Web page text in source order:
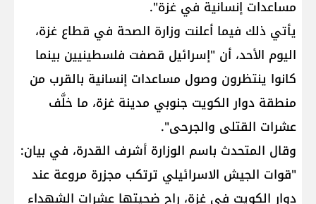
مساعدات إنسانية في غزة".
يأتي ذلك فيما أعلنت وزارة الصحة في قطاع غزة،
اليوم الأحد، أن "إسرائيل قصفت فلسطينيين بينما
كانوا ينتظرون وصول مساعدات إنسانية بالقرب من
منطقة دوار الكويت جنوبي مدينة غزة، ما خلَّف
عشرات القتلى والجرحى".
وقال المتحدث باسم الوزارة أشرف القدرة، في بيان:
"قوات الجيش الاسرائيلي ترتكب مجزرة مروعة عند
دوار الكويت في غزة، راح ضحيتها عشرات الشهداء